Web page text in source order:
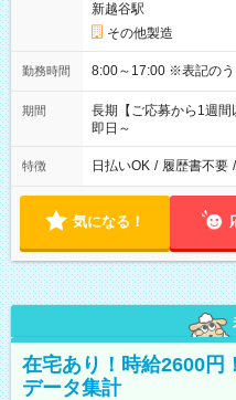
新越谷駅
その他製造
勤務時間 8:00～17:00 ※
期間
長期【ご応募から1週間
即日～
特徴 日払いOK / 履歴書不要 /
気になる！
在宅あり！時給2600円
データ集計